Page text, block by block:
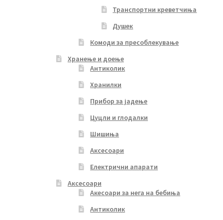
Транспортни креветчиња
Душек
Комоди за пресоблекување
Хранење и доење
Антиколик
Хранилки
Прибор за јадење
Цуцли и глодалки
Шишиња
Аксесоари
Електрични апарати
Аксесоари
Акесоари за нега на бебиња
Антиколик